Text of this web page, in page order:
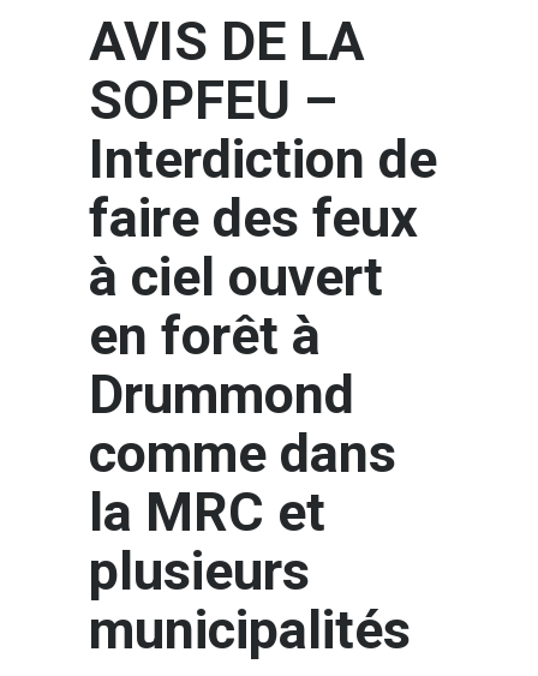
AVIS DE LA
SOPFEU –
Interdiction de
faire des feux
à ciel ouvert
en forêt à
Drummond
comme dans
la MRC et
plusieurs
municipalités